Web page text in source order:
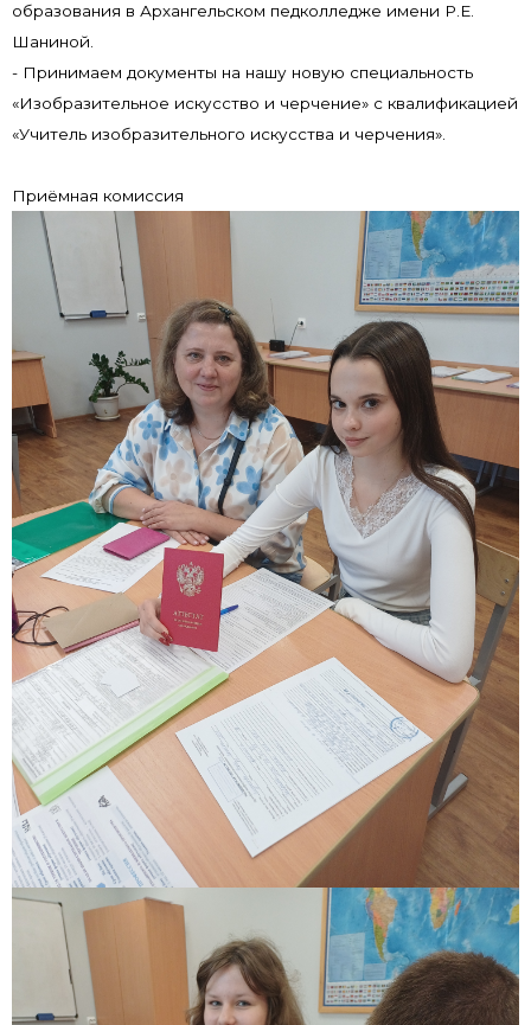
образования в Архангельском педколледже имени Р.Е.
Шаниной.
- Принимаем документы на нашу новую специальность
«Изобразительное искусство и черчение» с квалификацией
«Учитель изобразительного искусства и черчения».
Приёмная комиссия